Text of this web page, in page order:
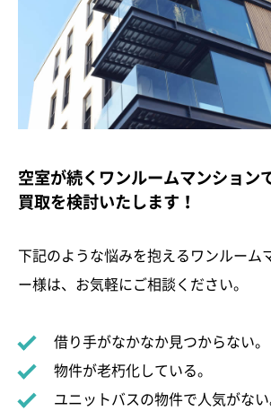
空室が続くワンルームマンション
買取を検討いたします！
下記のような悩みを抱えるワンルーム
ー様は、お気軽にご相談ください。
借り手がなかなか見つからない。
物件が老朽化している。
ユニットバスの物件で人気がない